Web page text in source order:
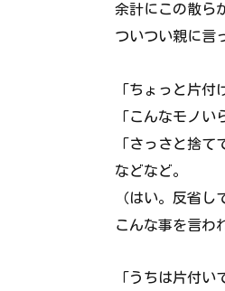
余計にこの散ら
ついつい親に言
「ちょっと片付
「こんなモノい
「さっさと捨て
などなど。
（はい。反省し
こんな事を言わ
「うちは片付い